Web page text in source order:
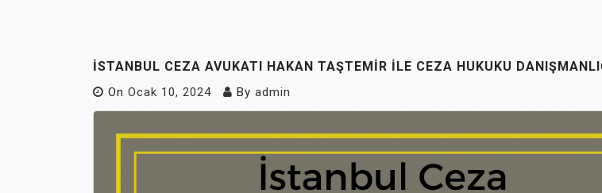
İSTANBUL CEZA AVUKATI HAKAN TAŞTEMIR ILE CEZA HUKUKU
On Ocak 10, 2024 By admin